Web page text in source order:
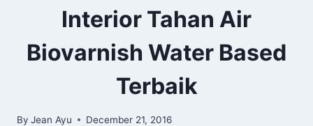
Interior Tahan Air
Biovarnish Water Based
Terbaik
By Jean Ayu December 21, 2016